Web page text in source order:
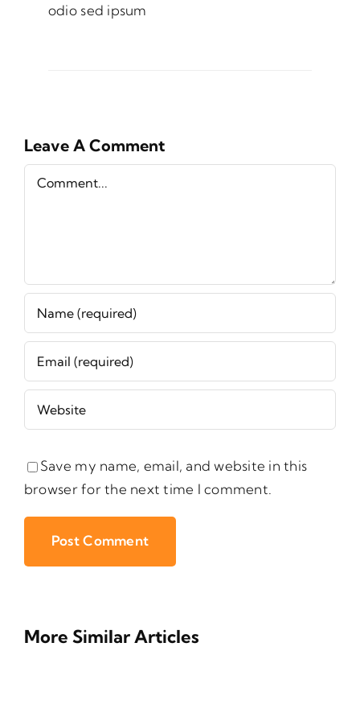
odio sed ipsum
Leave A Comment
Comment
Save my name, email, and website in this
browser for the next time I comment.
More Similar Articles